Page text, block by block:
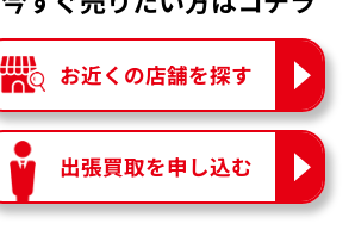
お近くの店舗を探す
出張買取を申し込む